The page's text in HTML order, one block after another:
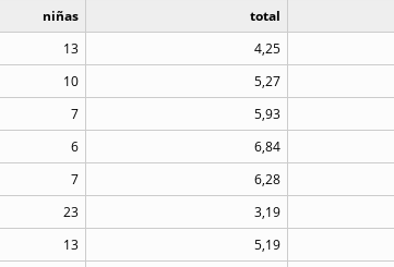
niñas total
13 4,25
10 5,27
7 5,93
6 6,84
7 6,28
23 3,19
13 5,19